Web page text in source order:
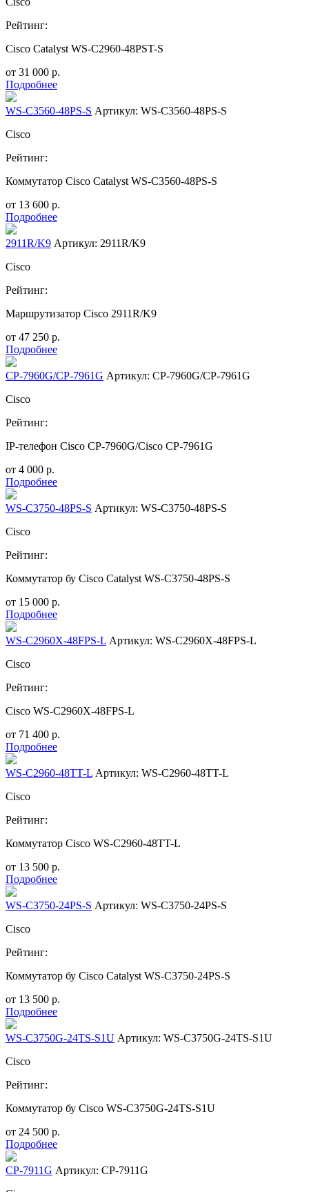
Рейтинг:
Cisco Catalyst WS-C2960-48PST-S
от 31 000 р.
Подробнее
WS-C3560-48PS-S Артикул: WS-C3560-48PS-S
Cisco
Рейтинг:
Коммутатор Cisco Catalyst WS-C3560-48PS-S
от 13 600 р.
Подробнее
2911R/K9 Артикул: 2911R/K9
Cisco
Рейтинг:
Маршрутизатор Cisco 2911R/K9
от 47 250 р.
Подробнее
CP-7960G/CP-7961G Артикул: CP-7960G/CP-7961G
Cisco
Рейтинг:
IP-телефон Cisco CP-7960G/Cisco CP-7961G
от 4 000 р.
Подробнее
WS-C3750-48PS-S Артикул: WS-C3750-48PS-S
Cisco
Рейтинг:
Коммутатор бу Cisco Catalyst WS-C3750-48PS-S
от 15 000 р.
Подробнее
WS-C2960X-48FPS-L Артикул: WS-C2960X-48FPS-L
Cisco
Рейтинг:
Cisco WS-C2960X-48FPS-L
от 71 400 р.
Подробнее
WS-C2960-48TT-L Артикул: WS-C2960-48TT-L
Cisco
Рейтинг:
Коммутатор Cisco WS-C2960-48TT-L
от 13 500 р.
Подробнее
WS-C3750-24PS-S Артикул: WS-C3750-24PS-S
Cisco
Рейтинг:
Коммутатор бу Cisco Catalyst WS-C3750-24PS-S
от 13 500 р.
Подробнее
WS-C3750G-24TS-S1U Артикул: WS-C3750G-24TS-S1U
Cisco
Рейтинг:
Коммутатор бу Cisco WS-C3750G-24TS-S1U
от 24 500 р.
Подробнее
CP-7911G Артикул: CP-7911G